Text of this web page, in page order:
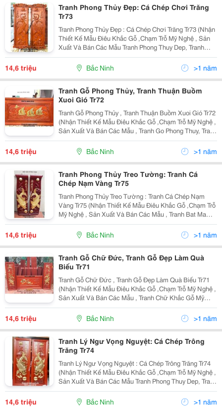
Tranh Phong Thủy Đẹp: Cá Chép Chơi Trăng
Tr73
Tranh Phong Thủy Đẹp : Cá Chép Chơi Trăng Tr73 (Nhận
Thiết Kế Mẫu Điêu Khắc Gỗ ,Chạm Trỗ Mỹ Nghệ , Sản
Xuất Và Bán Các Mẫu Tranh Phong Thuy Dep, Tranh
Điêu Khắc Gỗ Mỹ Nghệ , Tranh Khac Go Ca Chep, Tranh
Go Phong Thuy, Tranh Gỗ Mỹ Nghệ Làm Quà Tặng, Q
14,6 triệu Bắc Ninh >1 năm
Tranh Gỗ Phong Thủy, Tranh Thuận Buồm
Xuoi Gió Tr72
Tranh Gỗ Phong Thủy , Tranh Thuận Buồm Xuoi Gió Tr72
(Nhận Thiết Kế Mẫu Điêu Khắc Gỗ ,Chạm Trỗ Mỹ Nghệ ,
Sản Xuất Và Bán Các Mẫu , Tranh Go Phong Thuy, Tranh
Khắc Gỗ Mỹ Nghệ Thuan Buom Xuoi Gio , Tranh Gỗ Mỹ
Nghệ Làm Quà Tặng, Quà Biếu, Tranh Dieu Kh
14,6 triệu Bắc Ninh >1 năm
Tranh Phong Thủy Treo Tường: Tranh Cá
Chép Nạm Vàng Tr75
Tranh Phong Thủy Treo Tường : Tranh Cá Chép Nạm
Vàng Tr75 (Nhận Thiết Kế Mẫu Điêu Khắc Gỗ ,Chạm Trỗ
Mỹ Nghệ , Sản Xuất Và Bán Các Mẫu , Tranh Bat Ma
Khắc Gỗ Mỹ Nghệ , Tranh Dieu Khac Go,Tranh Go Treo
Tuong, Tranh Go Phong Thuy, Tranh Gỗ Mỹ Nghệ Làm Q
14,6 triệu Bắc Ninh >1 năm
Tranh Gỗ Chữ Đức, Tranh Gỗ Đẹp Làm Quà
Biếu Tr71
Tranh Gỗ Chữ Đức , Tranh Gỗ Đẹp Làm Quà Biếu Tr71
(Nhận Thiết Kế Mẫu Điêu Khắc Gỗ ,Chạm Trỗ Mỹ Nghệ ,
Sản Xuất Và Bán Các Mẫu , Tranh Chữ Khắc Gỗ Mỹ
Nghệ , Tranh Dieu Khac Go,Tranh Go Treo Tuong, Tranh
Go Phong Thuy, Tranh Chữ Đức Gỗ Mỹ Nghệ Làm Quà
14,6 triệu Bắc Ninh >1 năm
Tranh Lý Ngư Vọng Nguyệt: Cá Chép Trông
Trăng Tr74
Tranh Lý Ngư Vọng Nguyệt : Cá Chép Trông Trăng Tr74
(Nhận Thiết Kế Mẫu Điêu Khắc Gỗ ,Chạm Trỗ Mỹ Nghệ ,
Sản Xuất Và Bán Các Mẫu Tranh Phong Thuy Dep, Tranh
Điêu Khắc Gỗ Mỹ Nghệ , Tranh Khac Go,Tranh Thuan
Buom Xuoi Gio, Tranh Go Phong Thuy, Tranh Gỗ
14,6 triệu Bắc Ninh >1 năm